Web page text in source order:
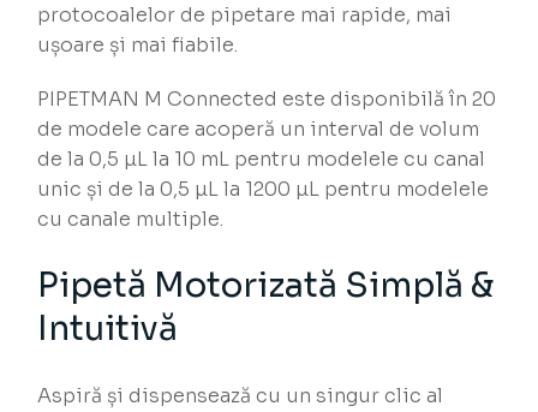
protocoalelor de pipetare mai rapide, mai
ușoare și mai fiabile.
PIPETMAN M Connected este disponibilă în 20
de modele care acoperă un interval de volum
de la 0,5 µL la 10 mL pentru modelele cu canal
unic și de la 0,5 µL la 1200 µL pentru modelele
cu canale multiple.
Pipetă Motorizată Simplă &
Intuitivă
Aspiră și dispensează cu un singur clic al